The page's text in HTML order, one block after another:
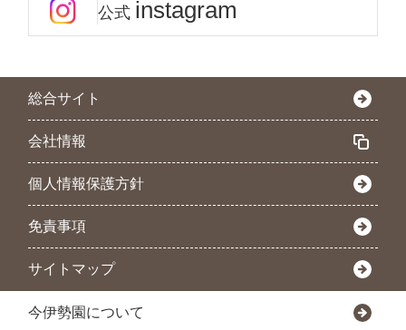
公式 instagram
総合サイト
会社情報
個人情報保護方針
免責事項
サイトマップ
今伊勢園について